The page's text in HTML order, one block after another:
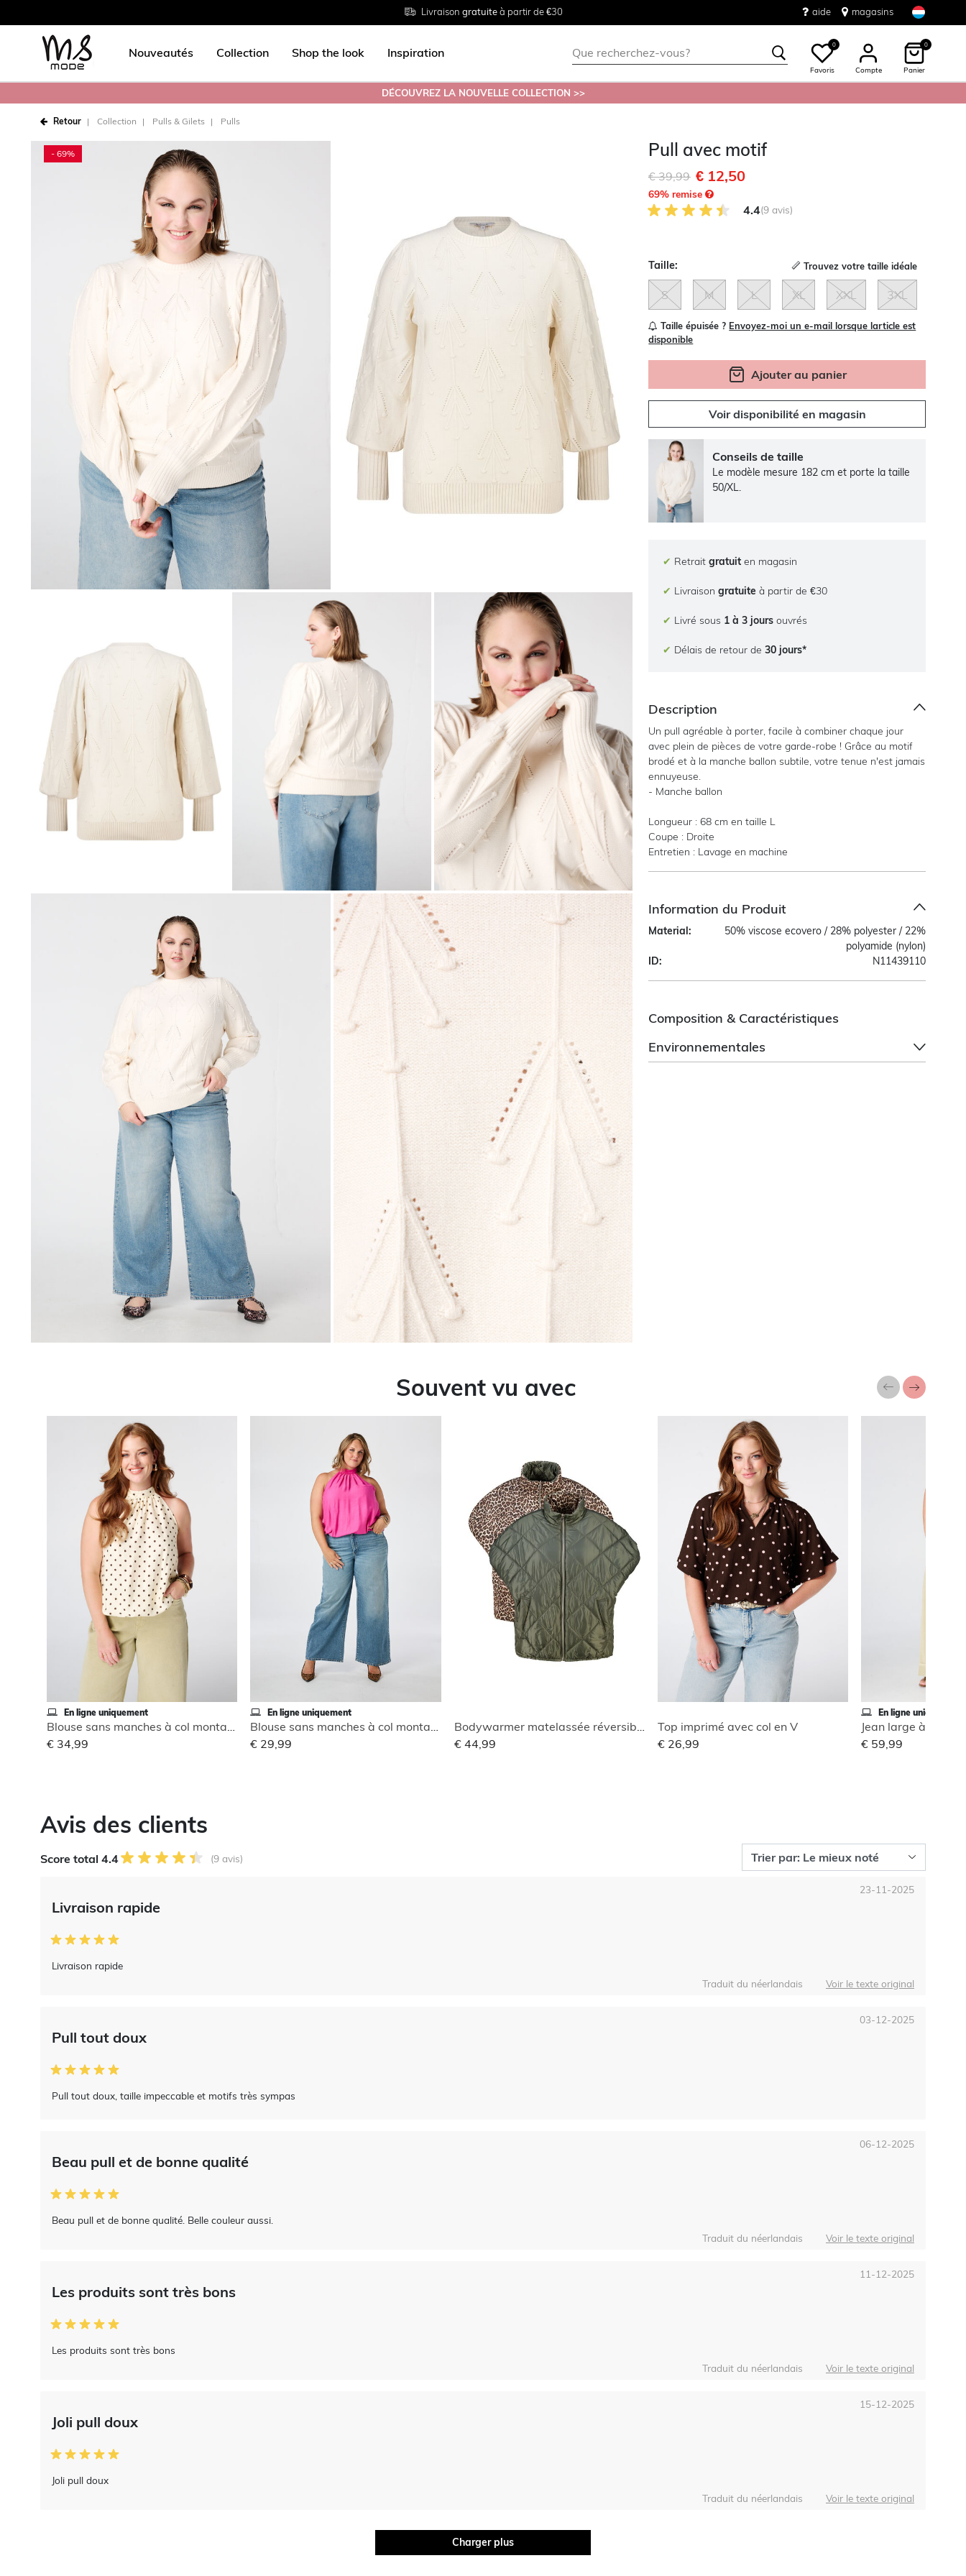
Livraison gratuiteà partir de €30
Tailles du38 au 54
Retourgratuit en magasin aide magasins
Nouveautés Collection Shop the look Inspiration
0
Favoris Compte
0
Panier
DÉCOUVREZ LA NOUVELLE COLLECTION >>
Retour Collection Pulls & Gilets Pulls
- 69% Pull avec motif
Remise de
€ 39,99à€ 12,50
69% remise
4.4 sur 5 avis des clients
4.4(9 avis)
Taille: Trouvez votre taille idéale
S M L XL XXL 3XL
Taille épuisée ? Envoyez-moi un e-mail lorsque larticle est
disponible
Ajouter au panier
Voir disponibilité en magasin
Conseils de taille
Le modèle mesure 182 cm et porte la taille
50/XL.
✔ Retraitgratuit en magasin
✔ Livraisongratuite à partir de €30
✔ Livré sous 1 à 3 jours ouvrés
✔ Délais de retour de30 jours*
Description
Un pull agréable à porter, facile à combiner chaque jour
avec plein de pièces de votre garde-robe ! Grâce au motif
brodé et à la manche ballon subtile, votre tenue n'est jamais
ennuyeuse.
- Manche ballon
Longueur : 68 cm en taille L
Coupe : Droite
Entretien : Lavage en machine
Information du Produit
Material:
50% viscose ecovero / 28% polyester / 22%
polyamide (nylon)
ID:
N11439110
Composition & Caractéristiques
Environnementales
Souvent vu avec
En ligne uniquement
Blouse sans manches à col montant
€ 34,99
En ligne uniquement
Blouse sans manches à col montant
€ 29,99
Bodywarmer matelassée réversible
€ 44,99
Top imprimé avec col en V
€ 26,99
En ligne uniquement
Jean large à revers
€ 59,99
Avis des clients
Score total 4.4 (9 avis)
Livraison rapide
Livraison rapide
23-11-2025
Traduit du néerlandais Voir le texte original
Pull tout doux
Pull tout doux, taille impeccable et motifs très sympas
03-12-2025
Beau pull et de bonne qualité
Beau pull et de bonne qualité. Belle couleur aussi.
06-12-2025
Traduit du néerlandais Voir le texte original
Les produits sont très bons
Les produits sont très bons
11-12-2025
Traduit du néerlandais Voir le texte original
Joli pull doux
Joli pull doux
15-12-2025
Traduit du néerlandais Voir le texte original
Charger plus